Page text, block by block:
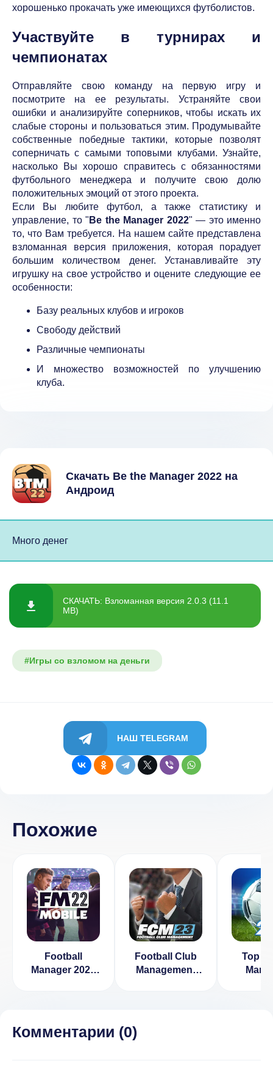
хорошенько прокачать уже имеющихся футболистов.
Участвуйте в турнирах и
чемпионатах
Отправляйте свою команду на первую игру и
посмотрите на ее результаты. Устраняйте свои
ошибки и анализируйте соперников, чтобы искать их
слабые стороны и пользоваться этим. Продумывайте
собственные победные тактики, которые позволят
соперничать с самыми топовыми клубами. Узнайте,
насколько Вы хорошо справитесь с обязанностями
футбольного менеджера и получите свою долю
положительных эмоций от этого проекта.
Если Вы любите футбол, а также статистику и
управление, то " Be the Manager 2022" — это именно
то, что Вам требуется. На нашем сайте представлена
взломанная версия приложения, которая порадует
большим количеством денег. Устанавливайте эту
игрушку на свое устройство и оцените следующие ее
особенности:
Базу реальных клубов и игроков
Свободу действий
Различные чемпионаты
И множество возможностей по улучшению
клуба.
Скачать Be the Manager 2022 на
Андроид
Много денег
СКАЧАТЬ: Взломанная версия 2.0.3 (11.1
MB)
#Игры со взломом на деньги
НАШ TELEGRAM
Похожие
Football
Manager 2022
Football Club
Management
Top
Комментарии (0)